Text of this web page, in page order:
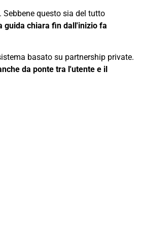
questo sia del tutto
guida chiara fin dall'inizio fa
basato su partnership private.
da ponte tra l'utente e il